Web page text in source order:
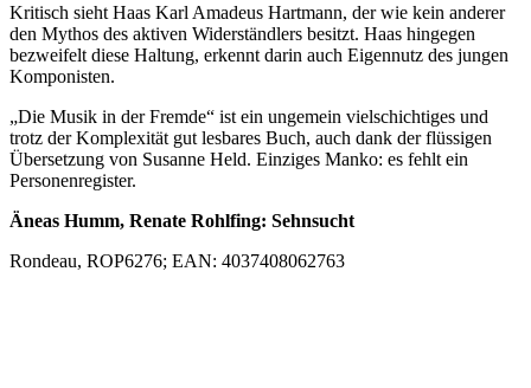
Kritisch sieht Haas Karl Amadeus Hartmann, der wie kein anderer
den Mythos des aktiven Widerständlers besitzt. Haas hingegen
bezweifelt diese Haltung, erkennt darin auch Eigennutz des jungen
Komponisten.
„Die Musik in der Fremde“ ist ein ungemein vielschichtiges und
trotz der Komplexität gut lesbares Buch, auch dank der flüssigen
Übersetzung von Susanne Held. Einziges Manko: es fehlt ein
Personenregister.
Äneas Humm, Renate Rohlfing: Sehnsucht
Rondeau, ROP6276; EAN: 4037408062763